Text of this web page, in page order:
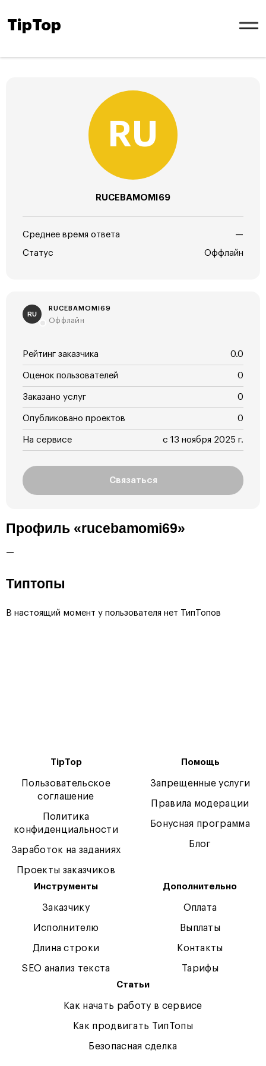
TipTop
RUCEBAMOMI69
Среднее время ответа —
Статус Оффлайн
RU
RUCEBAMOMI69
Оффлайн
Рейтинг заказчика 0.0
Оценок пользователей 0
Заказано услуг 0
Опубликовано проектов 0
На сервисе с 13 ноября 2025 г.
Связаться
Профиль «rucebamomi69»
—
Типтопы
В настоящий момент у пользователя нет ТипТопов
TipTop
Пользовательское
соглашение
Политика
конфиденциальности
Заработок на заданиях
Проекты заказчиков
Помощь
Запрещенные услуги
Правила модерации
Бонусная программа
Блог
Инструменты
Заказчику
Исполнителю
Длина строки
SEO анализ текста
Дополнительно
Оплата
Выплаты
Контакты
Тарифы
Статьи
Как начать работу в сервисе
Как продвигать ТипТопы
Безопасная сделка